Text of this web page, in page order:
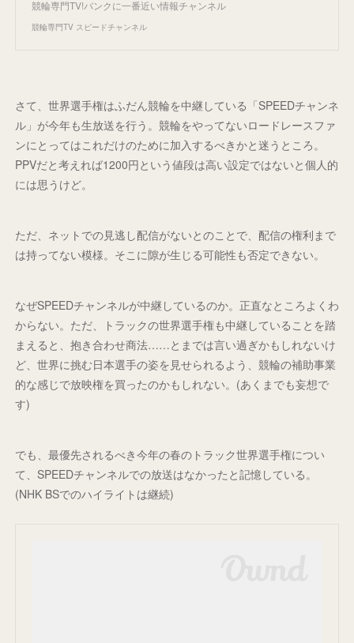
競輪専門TV!バンクに一番近い情報チャンネル
競輪専門TV スピードチャンネル
さて、世界選手権はふだん競輪を中継している「SPEEDチャンネ
ル」が今年も生放送を行う。競輪をやってないロードレースファ
ンにとってはこれだけのために加入するべきかと迷うところ。
PPVだと考えれば1200円という値段は高い設定ではないと個人的
には思うけど。
ただ、ネットでの見逃し配信がないとのことで、配信の権利まで
は持ってない模様。そこに隙が生じる可能性も否定できない。
なぜSPEEDチャンネルが中継しているのか。正直なところよくわ
からない。ただ、トラックの世界選手権も中継していることを踏
まえると、抱き合わせ商法……とまでは言い過ぎかもしれないけ
ど、世界に挑む日本選手の姿を見せられるよう、競輪の補助事業
的な感じで放映権を買ったのかもしれない。(あくまでも妄想で
す)
でも、最優先されるべき今年の春のトラック世界選手権につい
て、SPEEDチャンネルでの放送はなかったと記憶している。
(NHK BSでのハイライトは継続)